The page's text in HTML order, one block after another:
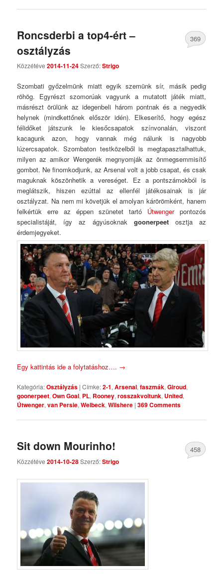
Roncsderbi a top4-ért –
osztályzás
Közzétéve2014-11-24Szerző:Strigo
369
Szombati győzelmünk miatt egyik szemünk sír, másik pedig
röhög. Egyrészt szomorúak vagyunk a mutatott játék miatt,
másrészt örülünk az idegenbeli három pontnak és a negyedik
helynek (mindkettőnek először idén). Elkeserítő, hogy egész
félidőket játszunk le kiesőcsapatok színvonalán, viszont
kacagunk azon, hogy vannak még nálunk is nagyobb
lúzercsapatok. Szombaton testközelből is megtapasztalhattuk,
milyen az amikor Wengerék megnyomják az önmegsemmisítő
gombot. Ne finomkodjunk, az Arsenal volt a jobb csapat, és csak
maguknak köszönhetik a vereséget. Ez a pontszámokból is
meglátszik, hiszen ezúttal az ellenfél játékosainak is jár
osztályzat. Na nem mi követjük el amolyan kárörömként, hanem
felkértük erre az éppen szünetet tartó Útwengerpontozós
specialistáját, így az ágyúsoknak goonerpeetosztja az
érdemjegyeket.
Egy kattintás ide a folytatáshoz…. →
Kategória:Osztályzás |Címke:2-1,Arsenal,faszmák,Giroud,
goonerpeet,Own Goal, PL, Rooney,rosszakvoltunk, United,
Útwenger,van Persie,Welbeck,Wilshere |369 Comments
Sit down Mourinho!
Közzétéve2014-10-28Szerző:Strigo
458